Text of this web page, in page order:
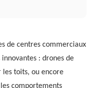
de centres commerciaux
: drones de
les toits, ou encore
comportements